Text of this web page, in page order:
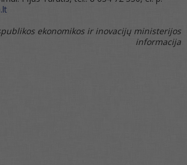
ekonomikos ir inovacijų ministerijos
informacija